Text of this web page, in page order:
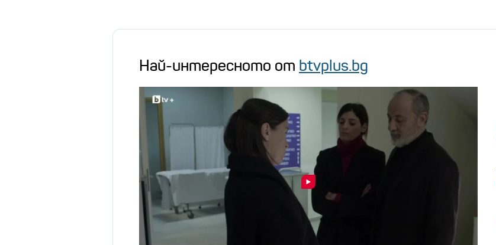
Най-интересното от btvplus.bg